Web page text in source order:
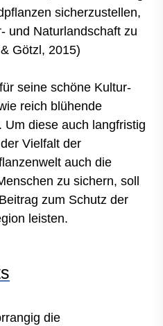
sicherzustellen,
und Naturlandschaft zu
Götzl, 2015)
seine schöne Kultur-
reich blühende
Um diese auch langfristig
Vielfalt der
auch die
zu sichern, soll
zum Schutz der
leisten.
die